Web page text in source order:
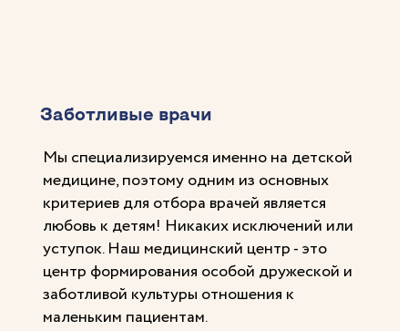
Мы специализируемся именно на детской
медицине, поэтому одним из основных
критериев для отбора врачей является
любовь к детям! Никаких исключений или
уступок. Наш медицинский центр - это
центр формирования особой дружеской и
заботливой культуры отношения к
маленьким пациентам.
Заботливые врачи